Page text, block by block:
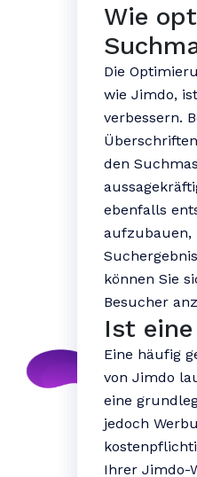
Wie
Die
wie Jimdo,
verbessern.
den
ebenfalls
aufzubauen,
können Sie
Besucher
Ist
Eine häufig
von Jimdo
eine
jedoch
Ihrer Jimdo-